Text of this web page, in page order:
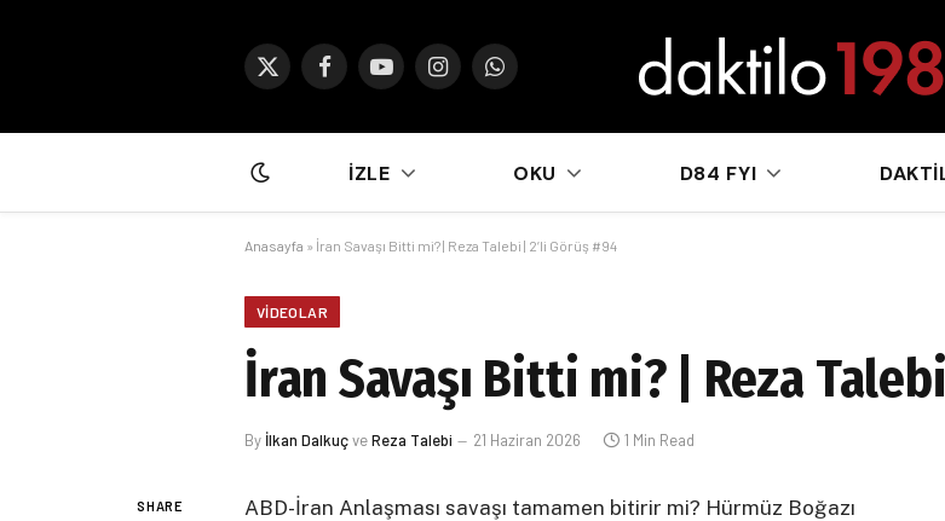
X
FacebookYouTubeInstagramWhatsApp
İZLE OKU D84 FYI
Anasayfa » İran Savaşı Bitti mi? | Reza Talebi | 2’li Görüş #94
VIDEOLAR
İran Savaşı Bitti mi? | Reza
By İlkan DalkuçveReza Talebi 21 Haziran 2026 1 Min Read
SHARE
ABD-İran Anlaşması savaşı tamamen bitirir mi? Hürmüz Boğazı